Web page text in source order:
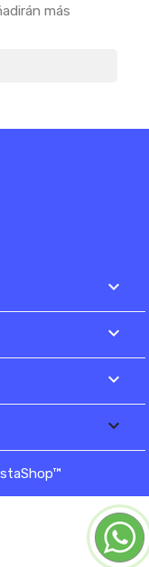
más



keyboard_arrow_down